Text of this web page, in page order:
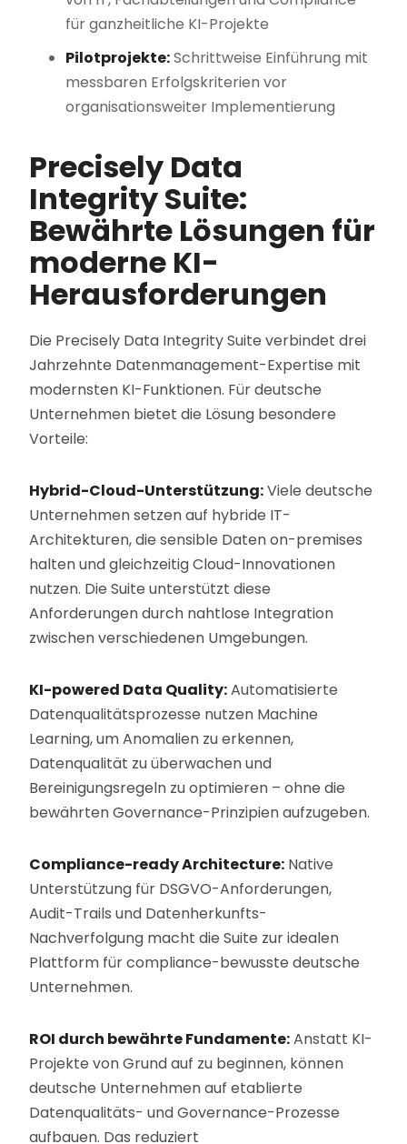
für ganzheitliche KI-Projekte
Pilotprojekte:Schrittweise Einführung mit
messbaren Erfolgskriterien vor
organisationsweiter Implementierung
Precisely Data
Integrity Suite:
Bewährte Lösungen für
moderne KI-
Herausforderungen
Die Precisely Data Integrity Suite verbindet drei
Jahrzehnte Datenmanagement-Expertise mit
modernsten KI-Funktionen. Für deutsche
Unternehmen bietet die Lösung besondere
Vorteile:
Hybrid-Cloud-Unterstützung:Viele deutsche
Unternehmen setzen auf hybride IT-
Architekturen, die sensible Daten on-premises
halten und gleichzeitig Cloud-Innovationen
nutzen. Die Suite unterstützt diese
Anforderungen durch nahtlose Integration
zwischen verschiedenen Umgebungen.
KI-powered Data Quality:Automatisierte
Datenqualitätsprozesse nutzen Machine
Learning, um Anomalien zu erkennen,
Datenqualität zu überwachen und
Bereinigungsregeln zu optimieren – ohne die
bewährten Governance-Prinzipien aufzugeben.
Compliance-ready Architecture: Native
Unterstützung für DSGVO-Anforderungen,
Audit-Trails und Datenherkunfts-
Nachverfolgung macht die Suite zur idealen
Plattform für compliance-bewusste deutsche
Unternehmen.
ROI durch bewährte Fundamente:Anstatt KI-
Projekte von Grund auf zu beginnen, können
deutsche Unternehmen auf etablierte
Datenqualitäts- und Governance-Prozesse
aufbauen. Das reduziert